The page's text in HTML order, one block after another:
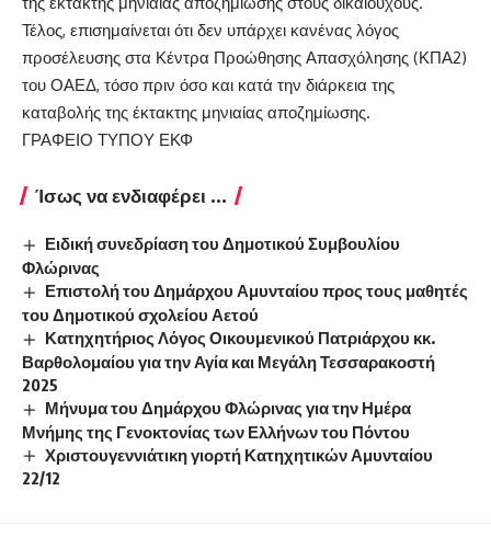
Τέλος, επισημαίνεται ότι δεν υπάρχει κανένας λόγος
προσέλευσης στα Κέντρα Προώθησης Απασχόλησης (ΚΠΑ2)
του ΟΑΕΔ, τόσο πριν όσο και κατά την διάρκεια της
καταβολής της έκτακτης μηνιαίας αποζημίωσης.
ΓΡΑΦΕΙΟ ΤΥΠΟΥ ΕΚΦ
Ίσως να ενδιαφέρει ...
Ειδική συνεδρίαση του Δημοτικού Συμβουλίου
Φλώρινας
Επιστολή του Δημάρχου Αμυνταίου προς τους μαθητές
του Δημοτικού σχολείου Αετού
Κατηχητήριος Λόγος Οικουμενικού Πατριάρχου κκ.
Βαρθολομαίου για την Αγία και Μεγάλη Τεσσαρακοστή
2025
Μήνυμα του Δημάρχου Φλώρινας για την Ημέρα
Μνήμης της Γενοκτονίας των Ελλήνων του Πόντου
Χριστουγεννιάτικη γιορτή Κατηχητικών Αμυνταίου
22/12